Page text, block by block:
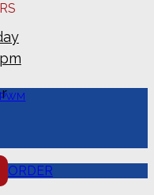
ORDER